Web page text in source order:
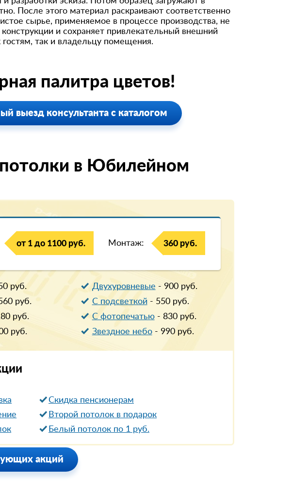
После этого материал раскраивают соответственно
сырье, применяемое в процессе производства, не
и сохраняет привлекательный внешний
так и владельцу помещения.
палитра цветов!
выезд консультанта с каталогом
в Юбилейном
от 1 до 1100 руб. Монтаж: 360 руб.
Двухуровневые - 900руб.
руб.
С подсветкой- 550руб.
руб.
С фотопечатью- 830руб.
руб.
Звездное небо- 990руб.
руб.
Cкидка пенсионерам
Второй потолок в подарок
Белый потолок по 1 руб.
акций